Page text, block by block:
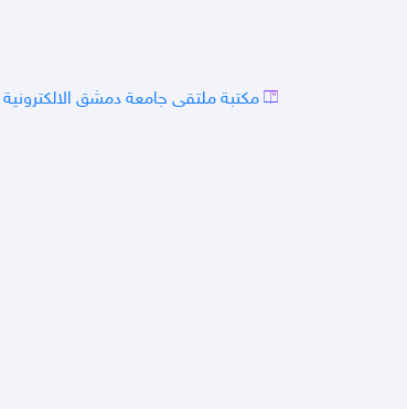
مكتبة ملتقى جامعة دمشق الالكترونية